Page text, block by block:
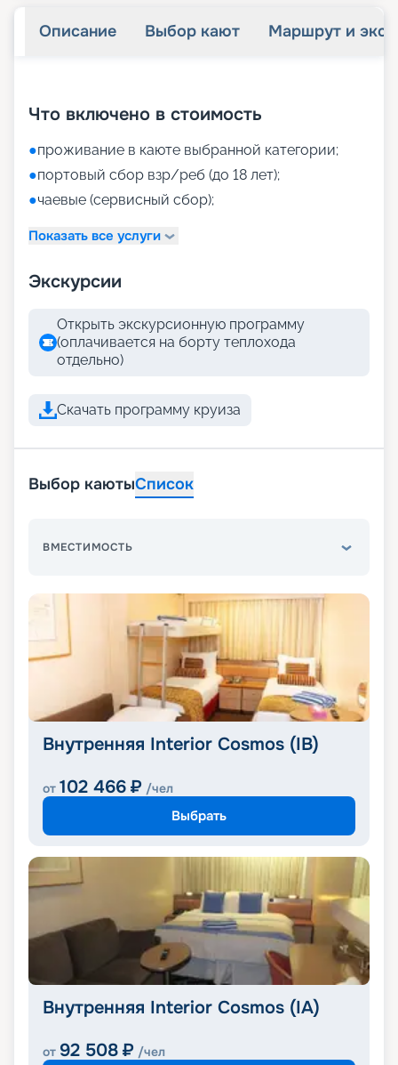
Описание Выбор кают Маршрут и
Что включено в стоимость
●проживание в каюте выбранной категории;
●портовый сбор взр/реб (до 18 лет);
●чаевые (сервисный сбор);
Показать все услуги
Экскурсии
Открыть экскурсионную программу
(оплачивается на борту теплохода
отдельно)
Скачать программу круиза
Выбор каютыСписок
ВМЕСТИМОСТЬ
Внутренняя Interior Cosmos (IB)
от 102 466 ₽ /чел
Выбрать
Внутренняя Interior Cosmos (IA)
от 92 508 ₽ /чел